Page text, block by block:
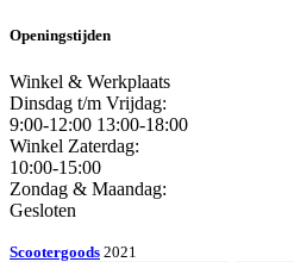
Openingstijden
Winkel & Werkplaats
Dinsdag t/m Vrijdag:
9:00-12:00 13:00-18:00
Winkel Zaterdag:
10:00-15:00
Zondag & Maandag:
Gesloten
Scootergoods 2021